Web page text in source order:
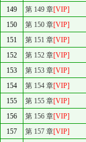
149
第 149 章[VIP]
150
第 150 章[VIP]
151
第 151 章[VIP]
152
第 152 章[VIP]
153
第 153 章[VIP]
154
第 154 章[VIP]
155
第 155 章[VIP]
156
第 156 章[VIP]
157
第 157 章[VIP]